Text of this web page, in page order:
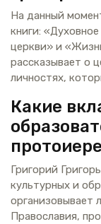
На данный
книги:
церкви» и
рассказывает о
личностях,
Какие
Григорий
культурных и
организовывает
Православия,